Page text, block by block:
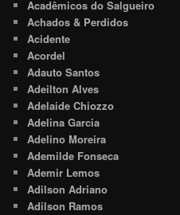
Acadêmicos do Salgueiro
Achados & Perdidos
Acidente
Acordel
Adauto Santos
Adeilton Alves
Adelaide Chiozzo
Adelina Garcia
Adelino Moreira
Ademilde Fonseca
Ademir Lemos
Adilson Adriano
Adilson Ramos